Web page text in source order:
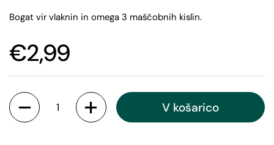
Bogat vir vlaknin in omega 3 maščobnih kislin.
€2,99
V košarico